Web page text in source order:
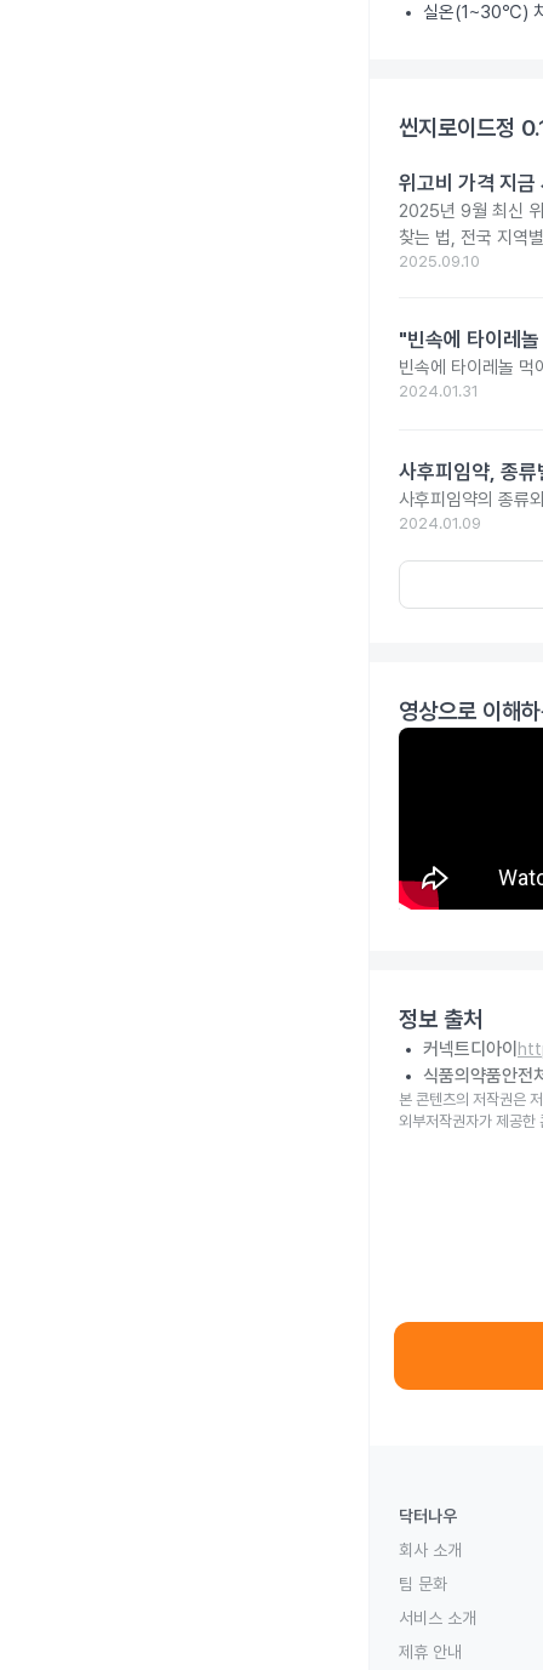
실온(1~30℃)
씬지로이드정
위고비 가격 지금
2025년 9월 최신
찾는 법, 전국 지역
2025.09.10
"빈속에 타이레
빈속에 타이레놀 먹
2024.01.31
사후피임약, 종
사후피임약의 종류
2024.01.09
영상으로 이해
정보 출처
커넥트디아이
식품의약품안전
본 콘텐츠의 저작권은
외부저작권자가 제공한
닥터나우
회사 소개
팀 문화
서비스 소개
제휴 안내